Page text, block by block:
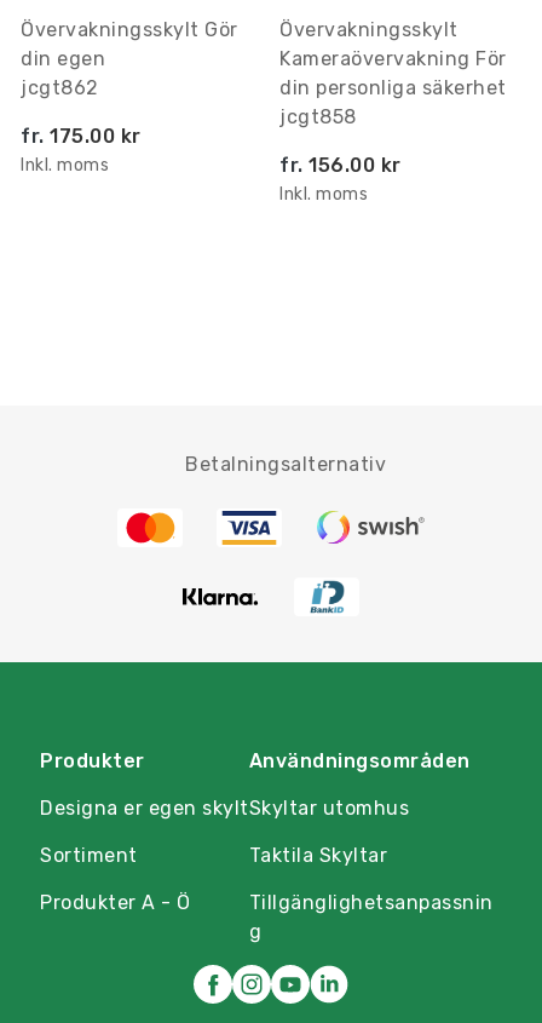
Övervakningsskylt Gör
din egen
jcgt862
fr. 175.00 kr
Inkl. moms
Övervakningsskylt
Kameraövervakning För
din personliga säkerhet
jcgt858
fr. 156.00 kr
Inkl. moms
Betalningsalternativ
Produkter
Designa er egen skylt
Sortiment
Produkter A - Ö
Användningsområden
Skyltar utomhus
Taktila Skyltar
Tillgänglighetsanpassnin
g